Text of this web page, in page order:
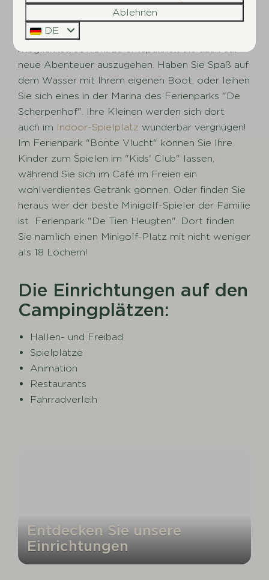
Menge zu unternehmen. Die Ferienparks bieten
Ihrer Familieviele tolleEinrichtungen– im Park
selbst und in seiner Umgebung, wodurch es Ihnen
möglich ist, sowohl zu entspannen als auch auf
neue Abenteuer auszugehen. Haben Sie Spaß auf
dem Wasser mit Ihrem eigenen Boot, oder leihen
Sie sich eines in der Marina des Ferienparks "De
Scherpenhof". Ihre Kleinen werden sich dort
auch im Indoor-Spielplatz wunderbar vergnügen!
Im Ferienpark "Bonte Vlucht" können Sie Ihre
Kinder zum Spielen im "Kids' Club" lassen,
während Sie sich im Café im Freien ein
wohlverdientes Getränk gönnen. Oder finden Sie
heraus wer der beste Minigolf-Spieler der Familie
ist Ferienpark "De Tien Heugten". Dort finden
Sie nämlich einen Minigolf-Platz mit nicht weniger
als 18 Löchern!
Die Einrichtungen auf den
Campingplätzen:
Hallen- und Freibad
Spielplätze
Animation
Restaurants
Fahrradverleih
Entdecken Sie unsere
Einrichtungen
Ablehnen
DE